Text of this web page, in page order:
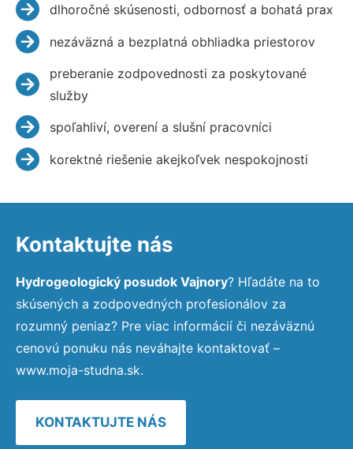
dlhoročné skúsenosti, odbornosť a bohatá prax
nezáväzná a bezplatná obhliadka priestorov
preberanie zodpovednosti za poskytované
služby
spoľahliví, overení a slušní pracovníci
korektné riešenie akejkoľvek nespokojnosti
Kontaktujte nás
Hydrogeologický posudok Vajnory? Hľadáte na to
skúsených a zodpovedných profesionálov za
rozumný peniaz? Pre viac informácií či nezáväznú
cenovú ponuku nás neváhajte kontaktovať –
www.moja-studna.sk.
KONTAKTUJTE NÁS